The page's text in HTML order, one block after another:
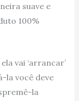
suave e
100%
vai ‘arrancar’
la você deve
la